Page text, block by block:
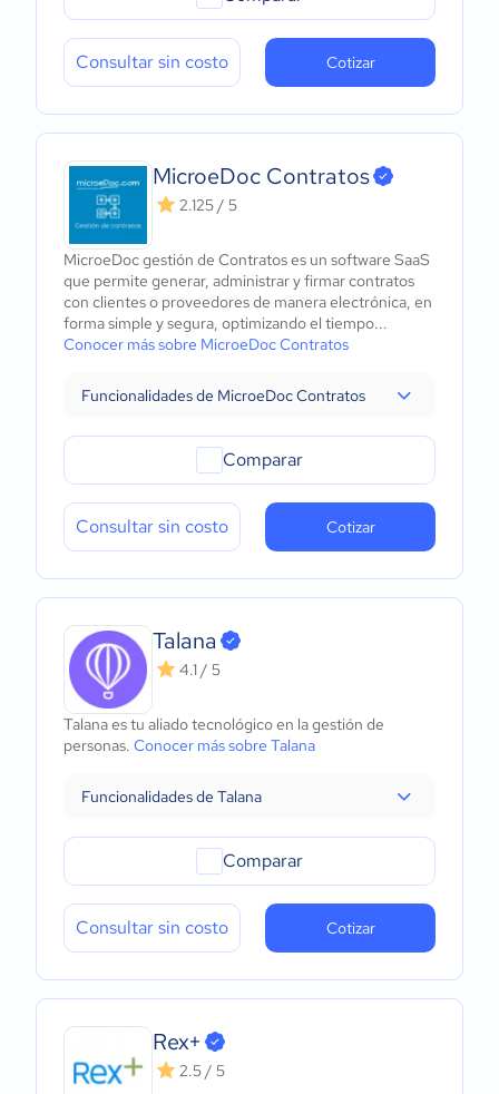
Consultar sin costo Cotizar
MicroeDoc Contratos
2.125 / 5
MicroeDoc gestión de Contratos es un software SaaS
que permite generar, administrar y firmar contratos
con clientes o proveedores de manera electrónica, en
forma simple y segura, optimizando el tiempo...
Conocer más sobre MicroeDoc Contratos
Funcionalidades de MicroeDoc Contratos
Comparar
Consultar sin costo Cotizar
Talana
4.1 / 5
Talana es tu aliado tecnológico en la gestión de
personas. Conocer más sobre Talana
Funcionalidades de Talana
Comparar
Consultar sin costo Cotizar
Rex+
2.5 / 5